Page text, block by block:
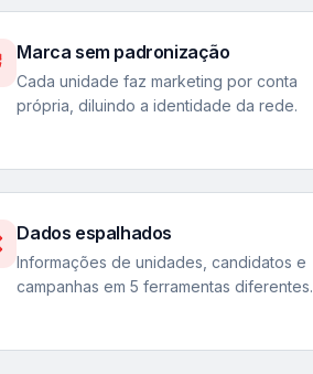
Marca sem padronização
Cada unidade faz marketing por conta
própria, diluindo a identidade da rede.
Dados espalhados
Informações de unidades, candidatos e
campanhas em 5 ferramentas diferentes.